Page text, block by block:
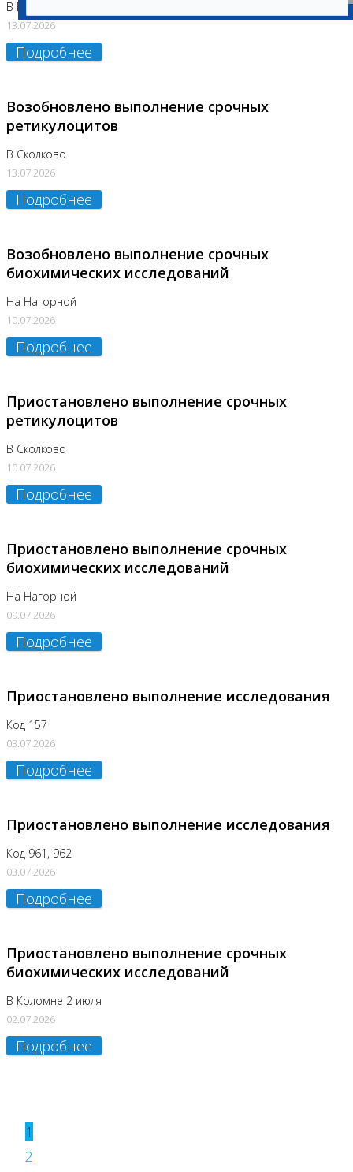
В Бутово
13.07.2026
Подробнее
Возобновлено выполнение срочных
ретикулоцитов
В Сколково
13.07.2026
Подробнее
Возобновлено выполнение срочных
биохимических исследований
На Нагорной
10.07.2026
Подробнее
Приостановлено выполнение срочных
ретикулоцитов
В Сколково
10.07.2026
Подробнее
Приостановлено выполнение срочных
биохимических исследований
На Нагорной
09.07.2026
Подробнее
Приостановлено выполнение исследования
Код 157
03.07.2026
Подробнее
Приостановлено выполнение исследования
Код 961, 962
03.07.2026
Подробнее
Приостановлено выполнение срочных
биохимических исследований
В Коломне 2 июля
02.07.2026
Подробнее
1
2